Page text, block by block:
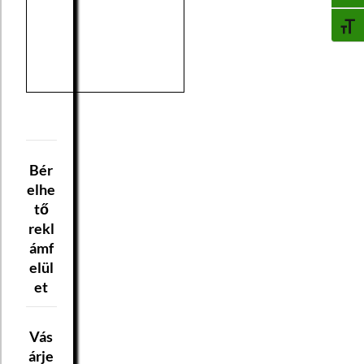
Bér
elhe
tő
rekl
ámf
elül
et
Vás
árje